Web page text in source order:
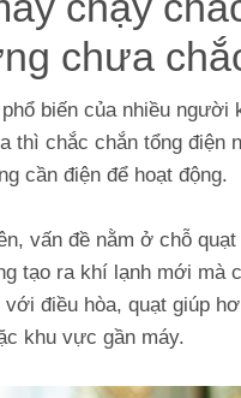
chưa
biến của nhiều
thì chắc chắn tổng điện
cần điện để hoạt động.
vấn đề nằm ở chỗ
tạo ra khí lạnh mới mà
điều hòa, quạt giúp
khu vực gần máy.